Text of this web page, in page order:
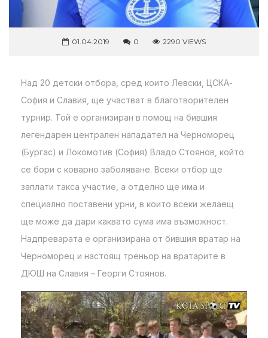
01.04.2019 0 2290 VIEWS
Над 20 детски отбора, сред които Левски, ЦСКА-
София и Славия, ще участват в благотворителен
турнир. Той е организиран в помощ на бившия
легендарен централен нападател на Черноморец
(Бургас) и Локомотив (София) Владо Стоянов, който
се бори с коварно заболяване. Всеки отбор ще
заплати такса участие, а отделно ще има и
специално поставени урни, в които всеки желаещ
ще може да дари каквато сума има възможност.
Надпреварата е организирана от бившия вратар на
Черноморец и настоящ треньор на вратарите в
ДЮШ на Славия – Георги Стоянов.